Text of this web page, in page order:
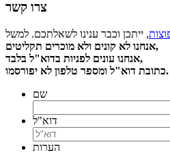
צרו קשר
אנחנו לא קונים ולא מוכרים תקליטים,
אנחנו עונים לפניות בדוא"ל בלבד,
כתובת דוא"ל ומספר טלפון לא יפורסמו.
שם
דוא"ל
הערות